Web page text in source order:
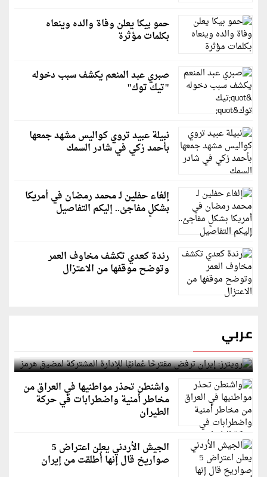
حمو بيكا يعلن وفاة والده وينعاه
بكلمات مؤثرة
صبري عبد المنعم يكشف سبب دخوله
"تيك توك"
نبيلة عبيد تروي كواليس مشهد جمعها
بأحمد زكي في شادر السمك
إلغاء حفلين لـ محمد رمضان في أمريكا
بشكلٍ مفاجئ.. إليكم التفاصيل
رندة كعدي تكشف مخاوف العمر
وتوضح موقفها من الاعتزال
عربي
رويترز: إيران ترفض مقترحًا عُمانيًا للإدارة المشتركة
لمضيق هرمز
واشنطن تحذر مواطنيها في العراق من
مخاطر أمنية واضطرابات في حركة
الطيران
الجيش الأردني يعلن اعتراض 5
صواريخ قال إنها أُطلقت من إيران